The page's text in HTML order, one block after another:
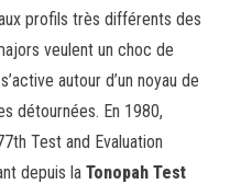
profils très différents des
veulent un choc de
autour d’un noyau de
détournées. En 1980,
Test and Evaluation
depuis la Tonopah Test